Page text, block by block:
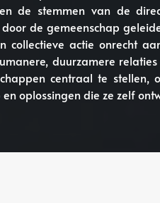
de stemmen van de
de gemeenschap
collectieve actie onrecht
duurzamere
centraal te stellen,
oplossingen die ze zelf